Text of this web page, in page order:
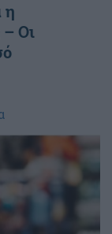
η
Οι